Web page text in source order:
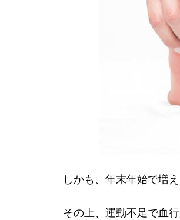
しかも、年末年始で増
その上、運動不足で血